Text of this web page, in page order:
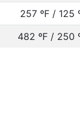
257 ºF / 125
482 ºF / 250